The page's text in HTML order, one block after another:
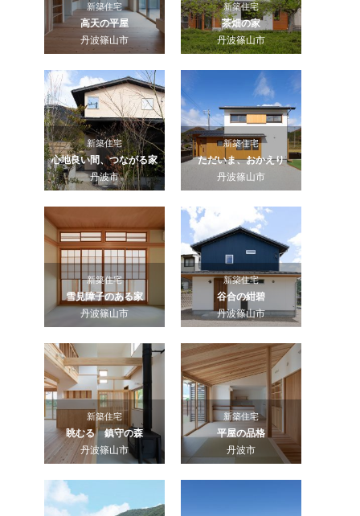
新築住宅
高天の平屋
丹波篠山市
新築住宅
茶畑の家
丹波篠山市
新築住宅
心地良い間、つながる家
丹波市
新築住宅
ただいま、おかえり
丹波篠山市
新築住宅
雪見障子のある家
丹波篠山市
新築住宅
谷合の紺碧
丹波篠山市
新築住宅
眺むる 鎮守の森
丹波篠山市
新築住宅
平屋の品格
丹波市